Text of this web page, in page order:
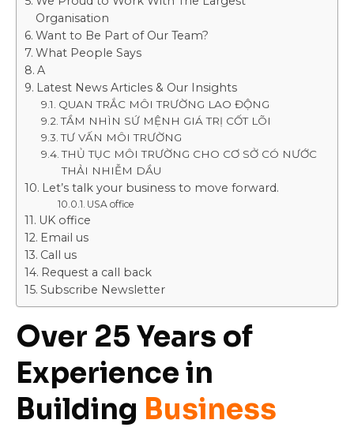
Organisation
Want to Be Part of Our Team?
What People Says
A
Latest News Articles & Our Insights
QUAN TRẮC MÔI TRƯỜNG LAO ĐỘNG
TẦM NHÌN SỨ MỆNH GIÁ TRỊ CỐT LÕI
TƯ VẤN MÔI TRƯỜNG
THỦ TỤC MÔI TRƯỜNG CHO CƠ SỞ CÓ NƯỚC
THẢI NHIỄM DẦU
Let’s talk your business to move forward.
USA office
UK office
Email us
Call us
Request a call back
Subscribe Newsletter
Over 25 Years of
Experience in
Building Business